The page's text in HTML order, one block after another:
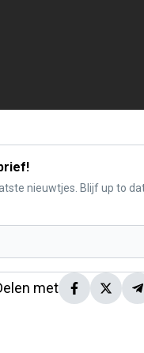
nieuwtjes. Blijf up to
met